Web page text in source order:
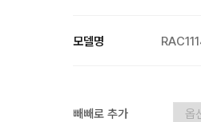
모델명
빼빼로 추가